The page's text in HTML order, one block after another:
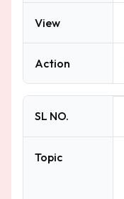
View
Action
SL NO.
Topic